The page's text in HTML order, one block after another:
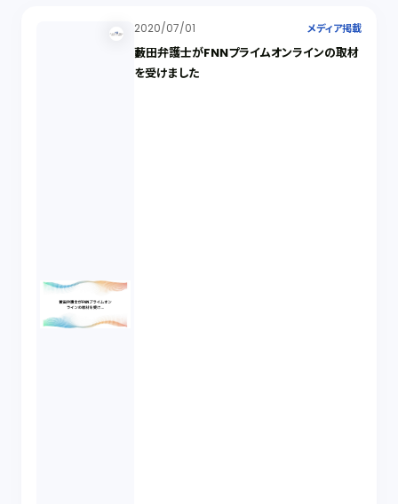
2020/07/01 メディア掲載
藪田弁護士がFNNプライムオンラインの取材
を受けました